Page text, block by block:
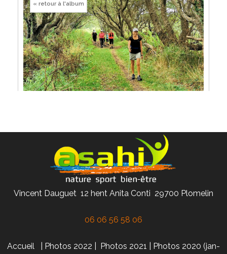
« retour à l'album
Vincent Dauguet 12 hent Anita Conti 29700 Plomelin
06 06 56 58 06
Accueil Photos 2022 Photos 2021 Photos 2020 (jan-